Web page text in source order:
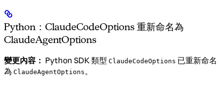
Python：ClaudeCodeOptions 重新命名為
ClaudeAgentOptions
變更內容： Python SDK 類型 ClaudeCodeOptions 已重新命名
為 ClaudeAgentOptions。